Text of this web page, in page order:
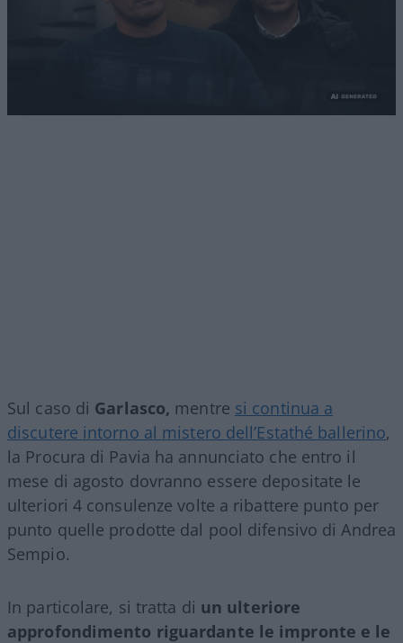
Sul caso di Garlasco, mentre si continua a
discutere intorno al mistero dell’Estathé ballerino,
la Procura di Pavia ha annunciato che entro il
mese di agosto dovranno essere depositate le
ulteriori 4 consulenze volte a ribattere punto per
punto quelle prodotte dal pool difensivo di Andrea
Sempio.
In particolare, si tratta di un ulteriore
approfondimento riguardante le impronte e le